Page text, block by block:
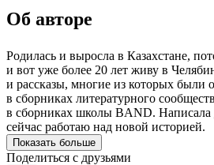
Об авторе
Родилась и выросла в Казахстане,
и вот уже более 20 лет живу в
и рассказы, многие из которых были
в сборниках литературного
в сборниках школы BAND.
сейчас работаю над новой историей.
Показать больше
Поделиться с друзьями